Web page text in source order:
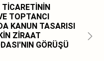
TOPTANCI
KANUN TASARISI
ZİRAAT
GÖRÜŞÜ